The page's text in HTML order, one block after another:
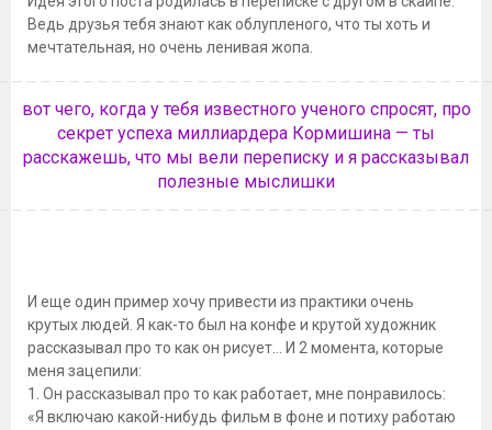
Ведь друзья тебя знают как облупленого, что ты хоть и
мечтательная, но очень ленивая жопа.
вот чего, когда у тебя известного ученого спросят, про
секрет успеха миллиардера Кормишина — ты
расскажешь, что мы вели переписку и я рассказывал
полезные мыслишки
И еще один пример хочу привести из практики очень
крутых людей. Я как-то был на конфе и крутой художник
рассказывал про то как он рисует… И 2 момента, которые
меня зацепили:
1. Он рассказывал про то как работает, мне понравилось:
«Я включаю какой-нибудь фильм в фоне и потиху работаю